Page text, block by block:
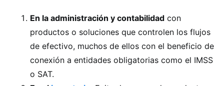
En la administración y contabilidad con
productos o soluciones que controlen los flujos
de efectivo, muchos de ellos con el beneficio de
conexión a entidades obligatorias como el IMSS
o SAT.